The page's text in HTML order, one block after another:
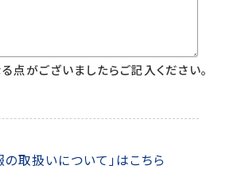
点がございましたらご記入ください。
の取扱いについて」はこちら